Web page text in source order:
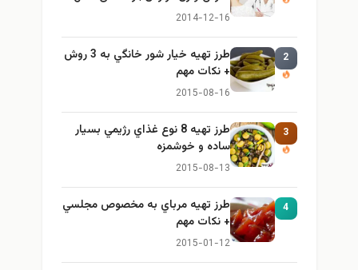
ایمن و کاربردی
2014-12-16
2
طرز تهيه خیار شور خانگي به 3 روش
+ نكات مهم
2015-08-16
3
طرز تهيه 8 نوع غذاي رژيمي بسيار
ساده و خوشمزه
2015-08-13
4
طرز تهيه مرباي به مخصوص مجلسي
+ نكات مهم
2015-01-12